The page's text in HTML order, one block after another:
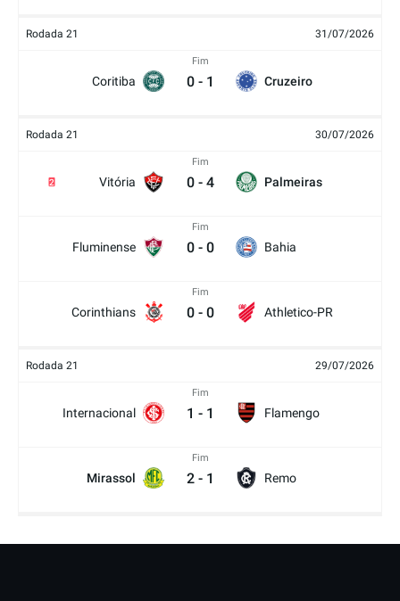
Rodada 21 31/07/2026
Coritiba
Fim
0 - 1 Cruzeiro
Rodada 21 30/07/2026
Vitória
2
Fim
0 - 4 Palmeiras
Fluminense
Fim
0 - 0 Bahia
Corinthians
Fim
0 - 0 Athletico-PR
Rodada 21 29/07/2026
Internacional
Fim
1 - 1 Flamengo
Mirassol
Fim
2 - 1 Remo